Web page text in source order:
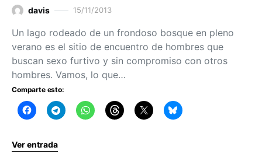
davis 15/11/2013
Un lago rodeado de un frondoso bosque en pleno
verano es el sitio de encuentro de hombres que
buscan sexo furtivo y sin compromiso con otros
hombres. Vamos, lo que…
Comparte esto:
Ver entrada